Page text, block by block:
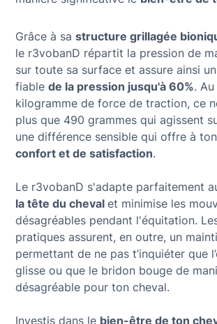
Grâce à sastructure grillagée
le r3vobanD répartit la pression de
sur toute sa surface et assure ainsi
fiablede la pression jusqu'à 60%.
kilogramme de force de traction, ce
plus que 490 grammes qui agissent
une différence sensible qui offre à
confort et de satisfaction.
Le r3vobanD s'adapte parfaitement
la tête du chevalet minimise les
désagréables pendant l'équitation.
pratiques assurent, en outre, un
permettant de ne pas t’inquiéter que
glisse ou que le bridon bouge de
désagréable pour ton cheval.
Investis dans le bien-être de ton